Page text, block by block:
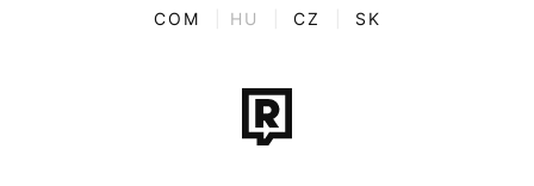
ENTR
Tech-Tudomány
Sport
COM HU CZ SK